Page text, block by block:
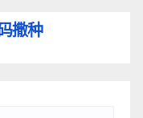
撒种